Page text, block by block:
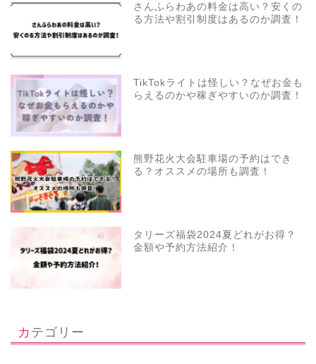
さんふらわあの料金は高い？安くの
る方法や割引制度はあるのか調査！
TikTokライトは怪しい？なぜお金も
らえるのかや稼ぎやすいのか調査！
熊野花火大会駐車場の予約はでき
る？オススメの場所も調査！
タリーズ福袋2024夏どれがお得？
金額や予約方法紹介！
カテゴリー